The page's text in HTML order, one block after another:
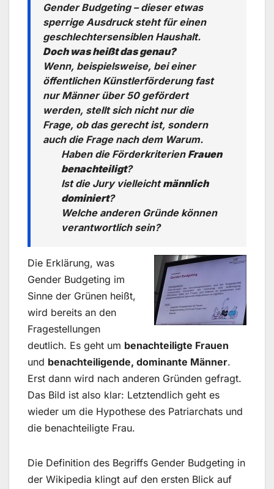
Gender Budgeting– dieser etwas
sperrige Ausdruck steht für einen
geschlechtersensiblen Haushalt.
Doch was heißt das genau?
Wenn, beispielsweise, bei einer
öffentlichen Künstlerförderung fast
nur Männer über 50 gefördert
werden, stellt sich nicht nur die
Frage, ob das gerecht ist, sondern
auch die Frage nach dem Warum.
Haben die FörderkriterienFrauen
benachteiligt?
Ist die Jury vielleichtmännlich
dominiert?
Welche anderen Gründe können
verantwortlich sein?
Die Erklärung, was
Gender Budgeting im
Sinne der Grünen heißt,
wird bereits an den
Fragestellungen
deutlich. Es geht um benachteiligte Frauen
und benachteiligende, dominante Männer.
Erst dann wird nach anderen Gründen gefragt.
Das Bild ist also klar: Letztendlich geht es
wieder um die Hypothese des Patriarchats und
die benachteiligte Frau.
Die Definition des Begriffs Gender Budgeting in
der Wikipedia klingt auf den ersten Blick auf